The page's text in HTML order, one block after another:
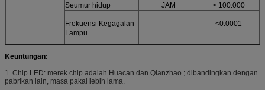
Seumur hidup
JAM > 100.000
Frekuensi Kegagalan
Lampu
<0.0001
Keuntungan:
1. Chip LED: merek chip adalah Huacan dan Qianzhao ; dibandingkan dengan
pabrikan lain, masa pakai lebih lama.